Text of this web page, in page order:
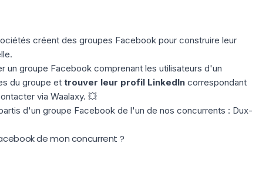
créent des groupes Facebook pour construire leur
un groupe Facebook comprenant les utilisateurs d'un
du groupe ettrouver leur profil LinkedIncorrespondant
via Waalaxy. 💥
d'un groupe Facebook de l'un de nos concurrents : Dux-
de mon concurrent ?